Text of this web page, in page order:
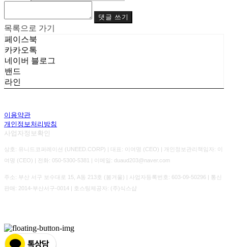
댓글 쓰기
목록으로 가기
페이스북
카카오톡
네이버 블로그
밴드
라인
이용약관
개인정보처리방침
사업자정보확인
상호: 유니드코퍼레이션 (UNEED.CORP) | 대표: 이여명 (CEO) | 개인정보관리책임자: 이
여명 (CEO) | 전화: 050-5300-5381 | 이메일: duaud203@naver.com
주소: 부산 서구 보수대로 15, A동 213호 (봄겨울) | 사업자등록번호: 603-09-50296 | 통신
판매: 2014-부산서구-0014 | 호스팅제공자: (주)식스샵